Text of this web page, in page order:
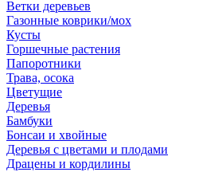
Ветки деревьев
Газонные коврики/мох
Кусты
Горшечные растения
Папоротники
Трава, осока
Цветущие
Деревья
Бамбуки
Бонсаи и хвойные
Деревья с цветами и плодами
Драцены и кордилины